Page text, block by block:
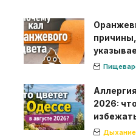
2026:
Дыхание